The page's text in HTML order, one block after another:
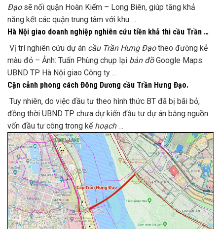
Đạosẽ nối quận Hoàn Kiếm – Long Biên, giúp tăng khả
năng kết các quận trung tâm với khu …
Hà Nội giao doanh nghiệp nghiên cứu tiền khả thi cầu Trần …
Vị trí nghiên cứu dự án cầu Trần Hưng Đạotheo đường kẻ
màu đỏ – Ảnh: Tuấn Phùng chụp lại bản đồGoogle Maps.
UBND TP Hà Nội giao Công ty …
Cận cảnh phong cách Đông Dương cầu Trần Hưng Đạo.
Tuy nhiên, do việc đầu tư theo hình thức BT đã bị bãi bỏ,
đồng thời UBND TP chưa dự kiến đầu tư dự án bằng nguồn
vốn đầu tư công trong kế hoạch…